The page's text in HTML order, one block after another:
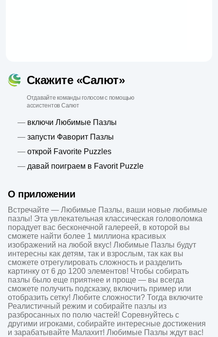
Скажите «Салют»
Отдавайте команды голосом с помощью
ассистентов Салют
— включи Любимые Пазлы
— запусти Фаворит Пазлы
— открой Favorite Puzzles
— давай поиграем в Favorit Puzzle
О приложении
Встречайте — Любимые Пазлы, ваши новые любимые
пазлы! Эта увлекательная классическая головоломка
порадует вас бесконечной галереей, в которой вы
сможете найти более 1 миллиона красивых
изображений на любой вкус! Любимые Пазлы будут
интересны как детям, так и взрослым, так как вы
сможете отрегулировать сложность и разделить
картинку от 6 до 1200 элементов! Чтобы собирать
пазлы было еще приятнее и проще — вы всегда
сможете получить подсказку, включить пример или
отобразить сетку! Любите сложности? Тогда включите
Реалистичный режим и собирайте пазлы из
разбросанных по полю частей! Соревнуйтесь с
другими игроками, собирайте интересные достижения
и зарабатывайте Малахит! Любимые Пазлы ждут вас!